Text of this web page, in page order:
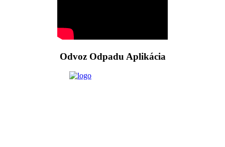
Odvoz Odpadu Aplikácia